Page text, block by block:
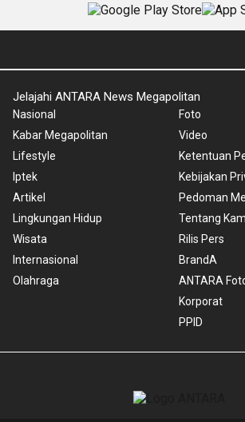
Jelajahi ANTARA News Megapolitan
Nasional
Kabar Megapolitan
Lifestyle
Iptek
Artikel
Lingkungan Hidup
Wisata
Internasional
Olahraga
Foto
Video
Ketentuan
Kebijakan
Pedoman
Tentang
Rilis Pers
BrandA
ANTARA
Korporat
PPID